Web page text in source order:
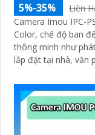
5%-35%
Liên
Camera Imou IPC-
Color, chế độ ban
thông minh như
lắp đặt tại nhà, văn